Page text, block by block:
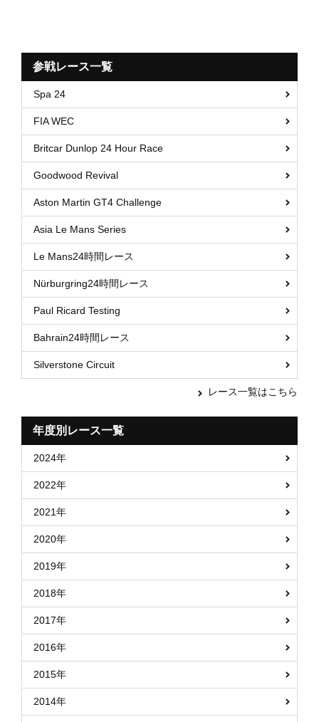
参戦レース一覧
Spa 24
FIA WEC
Britcar Dunlop 24 Hour Race
Goodwood Revival
Aston Martin GT4 Challenge
Asia Le Mans Series
Le Mans24時間レース
Nürburgring24時間レース
Paul Ricard Testing
Bahrain24時間レース
Silverstone Circuit
レース一覧はこちら
年度別レース一覧
2024年
2022年
2021年
2020年
2019年
2018年
2017年
2016年
2015年
2014年